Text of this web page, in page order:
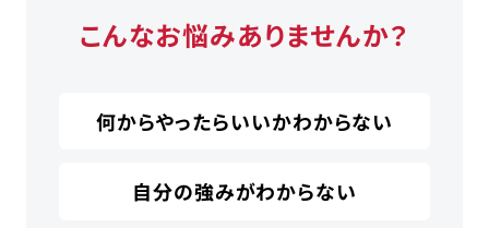
こんなお悩みありませんか？
何からやったらいいかわからない
自分の強みがわからない